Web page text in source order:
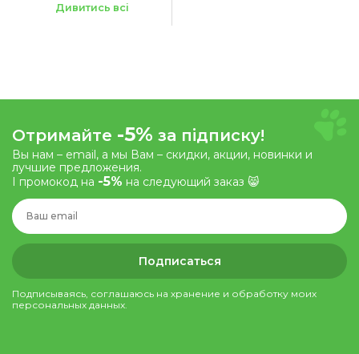
до 4 кг 4-8 кг
Дивитись всі
Отримайте -5% за підписку!
Вы нам – email, а мы Вам – скидки, акции, новинки и
лучшие предложения.
І промокод на -5% на следующий заказ 😸
Подписаться
Подписываясь, соглашаюсь на хранение и обработку моих
персональных данных.